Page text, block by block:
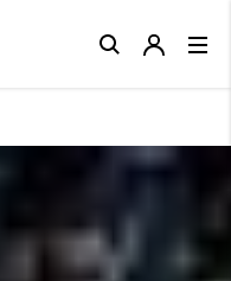
Close